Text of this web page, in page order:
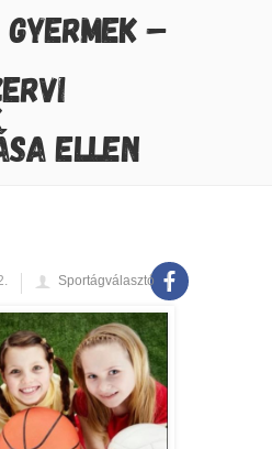
GYERMEK –
ELLEN
Sportágválasztó